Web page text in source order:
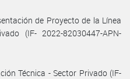
de Proyecto de la Línea
(IF- 2022-82030447-APN-
Técnica - Sector Privado (IF-